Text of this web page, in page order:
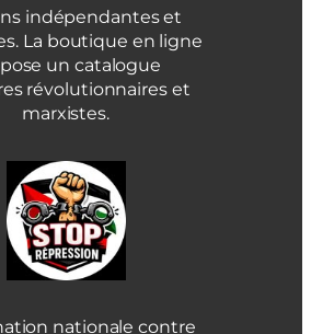
indépendantes et
La boutique en ligne
un catalogue
révolutionnaires et
marxistes.
nationale contre